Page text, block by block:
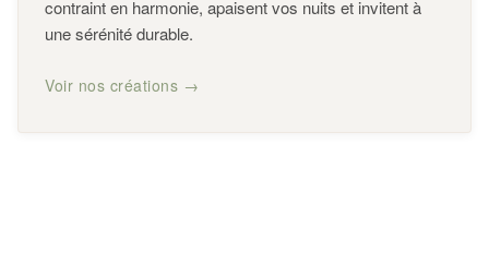
contraint en harmonie, apaisent vos nuits et invitent à
une sérénité durable.
Voir nos créations →